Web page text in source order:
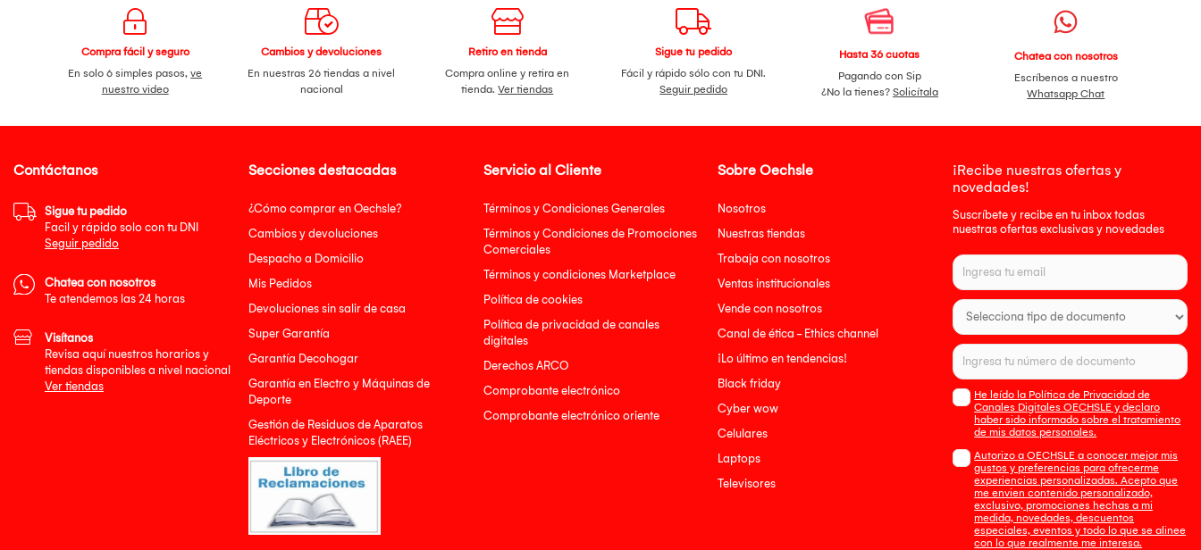
Compra fácil y seguro
En solo 6 simples pasos,ve
nuestro video
Cambios y devoluciones
En nuestras 26 tiendas a nivel
nacional
Retiro en tienda
Compra online y retira en
tienda.Ver tiendas
Sigue tu pedido
Fácil y rápido sólo con tu DNI.
Seguir pedido
Hasta 36 cuotas
Pagando con Sip
¿No la tienes? Solicítala
Chatea con nosotros
Escríbenos a nuestro
Whatsapp Chat
Secciones destacadas
¿Cómo comprar en Oechsle?
Cambios y devoluciones
Despacho a Domicilio
Mis Pedidos
Devoluciones sin salir de casa
Super Garantía
Garantía Decohogar
Garantía en Electro y Máquinas de
Deporte
Gestión de Residuos de Aparatos
Eléctricos y Electrónicos (RAEE)
Servicio al Cliente
Términos y Condiciones Generales
Términos y Condiciones de Promociones
Comerciales
Términos y condiciones Marketplace
Política de cookies
Política de privacidad de canales
digitales
Derechos ARCO
Comprobante electrónico
Comprobante electrónico oriente
Sobre Oechsle
Nosotros
Nuestras tiendas
Trabaja con nosotros
Ventas institucionales
Vende con nosotros
Canal de ética - Ethics channel
¡Lo último en tendencias!
Black friday
Cyber wow
Celulares
Laptops
Televisores
¡Recibe nuestras ofertas y
novedades!
Suscríbete y recibe en tu inbox todas
nuestras ofertas exclusivas y novedades
He leído la Política de Privacidad de
Canales Digitales OECHSLE y declaro
haber sido informado sobre el tratamiento
de mis datos personales.
Autorizo a OECHSLE a conocer mejor mis
gustos y preferencias para ofrecerme
experiencias personalizadas. Acepto que
me envien contenido personalizado,
exclusivo, promociones hechas a mi
medida, novedades, descuentos
especiales, eventos y todo lo que se alinee
con lo que realmente me interesa.
Contáctanos
Sigue tu pedido
Facil y rápido solo con tu DNI
Seguir pedido
Chatea con nosotros
Te atendemos las 24 horas
Visítanos
Revisa aquí nuestros horarios y
tiendas disponibles a nivel nacional
Ver tiendas